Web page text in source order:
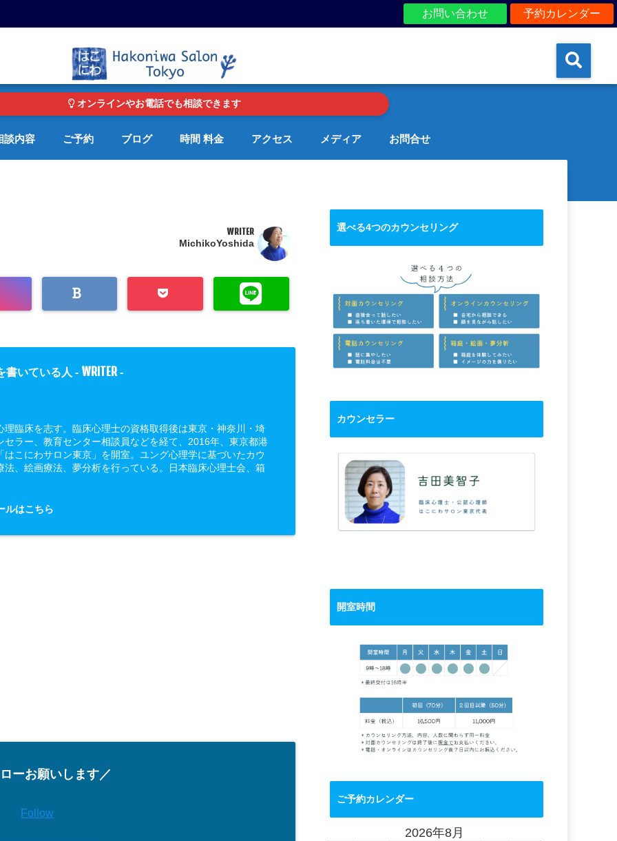
予約カレンダー
お問い合わせ
オンラインやお電話でも相談できます
談内容 ご予約 ブログ 時間 料金 アクセス メディア お問合せ
WRITER
MichikoYoshida
書いている人 - WRITER -
理臨床を志す。臨床心理士の資格取得後は東京・神奈川・埼
セラー、教育センター相談員などを経て、2016年、東京都港
はこにわサロン東京」を開室。ユング心理学に基づいたカウ
法、絵画療法、夢分析を行っている。日本臨床心理士会、箱
ルはこちら
ーお願いします／
Follow
選べる4つのカウンセリング
カウンセラー
開室時間
ご予約カレンダー
2026年8月